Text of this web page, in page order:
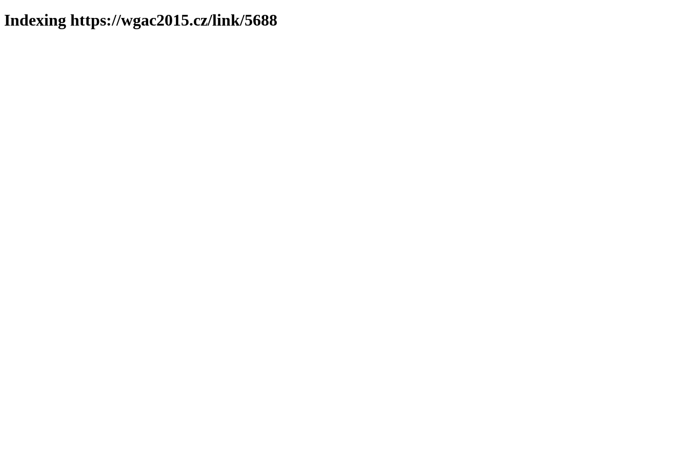
Indexing https://wgac2015.cz/link/5688